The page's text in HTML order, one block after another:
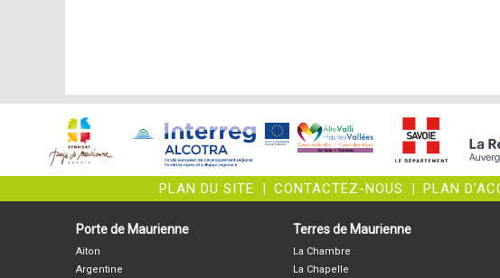
PLAN DU SITE | CONTACTEZ-NOUS | PLAN
Porte de Maurienne
Aiton
Argentine
Terres de Maurienne
La Chambre
La Chapelle